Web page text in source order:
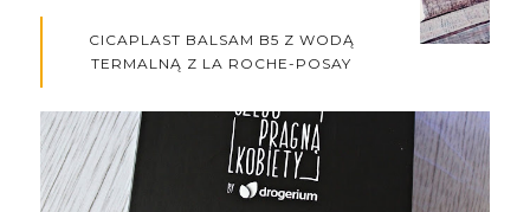
CICAPLAST BALSAM B5 Z WODĄ
TERMALNĄ Z LA ROCHE-POSAY